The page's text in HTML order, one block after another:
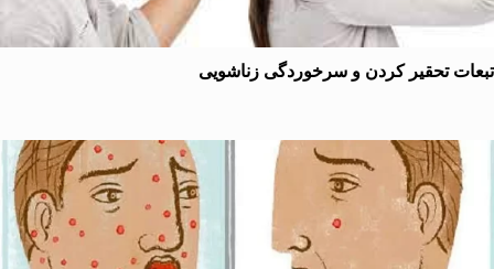
تحقیر کردن و سرخوردگی زناشویی